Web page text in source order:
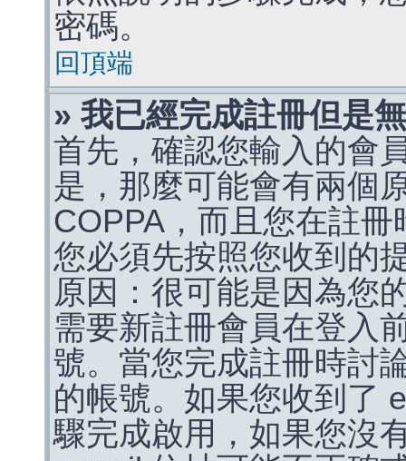
密碼。
回頂端
» 我已經完成註冊但是
首先，確認您輸入的會
是，那麼可能會有兩個
COPPA，而且您在註
您必須先按照您收到的
原因：很可能是因為您
需要新註冊會員在登入
號。當您完成註冊時討
的帳號。如果您收到了
驟完成啟用，如果您沒